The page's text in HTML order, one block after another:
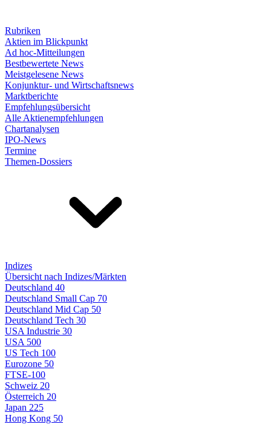
Rubriken
Aktien im Blickpunkt
Ad hoc-Mitteilungen
Bestbewertete News
Meistgelesene News
Konjunktur- und Wirtschaftsnews
Marktberichte
Empfehlungsübersicht
Alle Aktienempfehlungen
Chartanalysen
IPO-News
Termine
Themen-Dossiers
Indizes
Übersicht nach Indizes/Märkten
Deutschland 40
Deutschland Small Cap 70
Deutschland Mid Cap 50
Deutschland Tech 30
USA Industrie 30
USA 500
US Tech 100
Eurozone 50
FTSE-100
Schweiz 20
Österreich 20
Japan 225
Hong Kong 50